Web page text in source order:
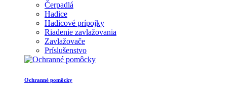
Čerpadlá
Hadice
Hadicové prípojky
Riadenie zavlažovania
Zavlažovače
Príslušenstvo
Ochranné pomôcky